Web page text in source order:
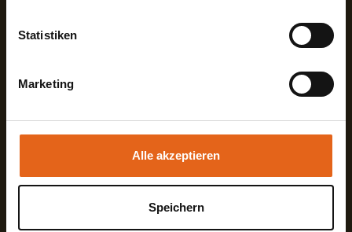
Übereinstimmung mit den geltenden
unsere Webseite weiterhin nutzen.
Statistiken
Marketing
Alle akzeptieren
Speichern
Deutschland
digitalen Katalog bestellen
gedruckten Katalog bestellen